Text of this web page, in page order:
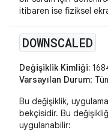
itibaren ise fiziksel
DOWNSCALED
Değişiklik Kimliği:
Varsayılan Durum:
Bu değişiklik,
bekçisidir. Bu
uygulanabilir: